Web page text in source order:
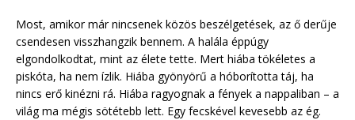
Most, amikor már nincsenek közös beszélgetések, az ő derűje
csendesen visszhangzik bennem. A halála éppúgy
elgondolkodtat, mint az élete tette. Mert hiába tökéletes a
piskóta, ha nem ízlik. Hiába gyönyörű a hóborította táj, ha
nincs erő kinézni rá. Hiába ragyognak a fények a nappaliban – a
világ ma mégis sötétebb lett. Egy fecskével kevesebb az ég.